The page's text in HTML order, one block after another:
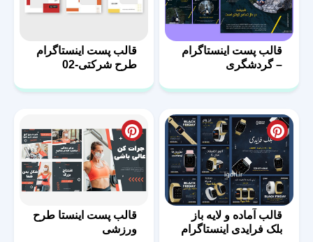
قالب پست اینستاگرام
– گردشگری
قالب پست اینستاگرام
طرح شرکتی-02
قالب آماده و لایه باز
بلک فرایدی اینستاگرام
قالب پست اینستا طرح
ورزشی